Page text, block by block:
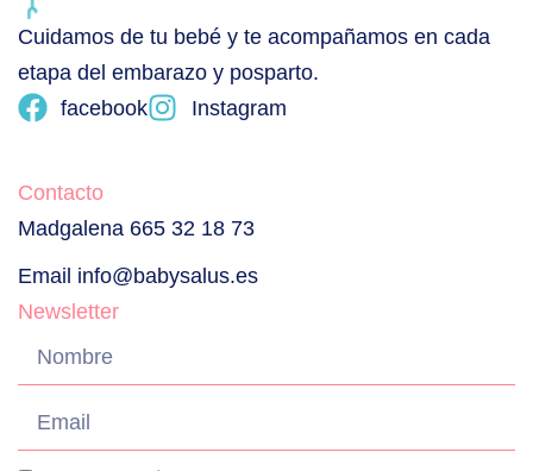
Cuidamos de tu bebé y te acompañamos en cada
etapa del embarazo y posparto.
facebook
Instagram
Contacto
Madgalena 665 32 18 73
Email info@babysalus.es
Newsletter